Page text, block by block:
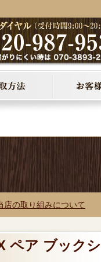
店の取り組みについて
ペア ブックシ